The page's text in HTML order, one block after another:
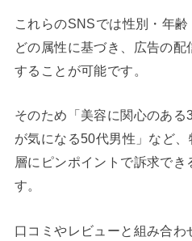
これらのSNSでは性別・年
どの属性に基づき、広告の
することが可能です。
そのため「美容に関心のあ
が気になる50代男性」など
層にピンポイントで訴求で
す。
口コミやレビューと組み合